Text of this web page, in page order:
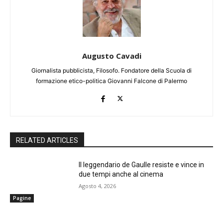
Augusto Cavadi
Giornalista pubblicista, Filosofo. Fondatore della Scuola di
formazione etico-politica Giovanni Falcone di Palermo
RELATED ARTICLES
Pagine
Il leggendario de Gaulle resiste e vince in
due tempi anche al cinema
Agosto 4, 2026